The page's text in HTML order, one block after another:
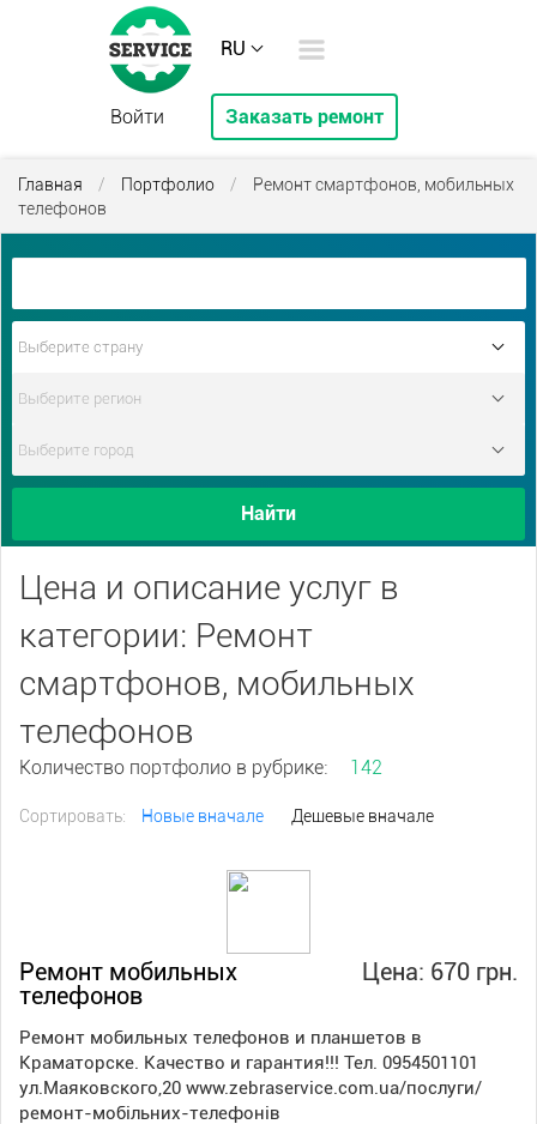
RU
Войти Заказать ремонт
Главная / Портфолио /
Ремонт смартфонов, мобильных
телефонов
Найти
Цена и описание услуг в
категории: Ремонт
смартфонов, мобильных
телефонов
Количество портфолио в рубрике: 142
Сортировать: Новые вначале Дешевые вначале
Цена: 670 грн.
Ремонт мобильных
телефонов
Ремонт мобильных телефонов и планшетов в
Краматорске. Качество и гарантия!!! Тел. 0954501101
ул.Маяковского,20 www.zebraservice.com.ua/послуги/
ремонт-мобільних-телефонів